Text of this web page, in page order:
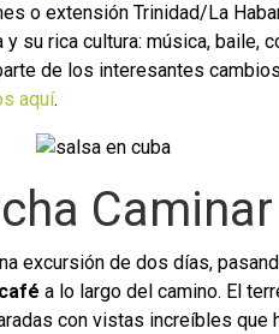
o extensión Trinidad/La
y su rica cultura: música, baile,
de los interesantes
aquí.
excursión de dos días,
a lo largo del camino. El
con vistas increíbles que